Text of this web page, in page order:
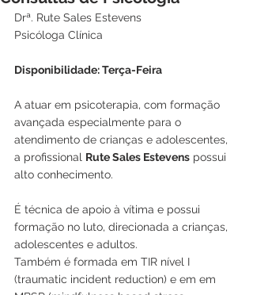
Drª. Rute Sales Estevens
Psicóloga Clínica
Disponibilidade: Terça-Feira
A atuar em psicoterapia, com formação
avançada especialmente para o
atendimento de crianças e adolescentes,
a profissional Rute Sales Estevens possui
alto conhecimento.
É técnica de apoio à vítima e possui
formação no luto, direcionada a crianças,
adolescentes e adultos.
Também é formada em TIR nível I
(traumatic incident reduction) e em em